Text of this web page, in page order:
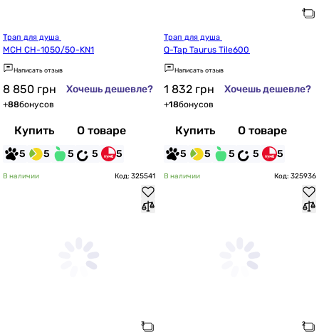
MCH CH-1050/50-KN1
Написать отзыв
8 850 грн Хочешь дешевле?
+88бонусов
Купить О товаре
5 5 5 5 5
Q-Tap Taurus Tile600
Написать отзыв
1 832 грн Хочешь дешевле?
+18бонусов
Купить О товаре
5 5 5 5 5
В наличии Код: 325541 В наличии Код: 325936